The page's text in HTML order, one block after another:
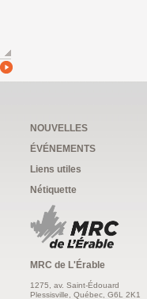
NOUVELLES
ÉVÉNEMENTS
Liens utiles
Nétiquette
MRC de L'Érable
1275, av. Saint-Édouard
Plessisville, Québec, G6L 2K1